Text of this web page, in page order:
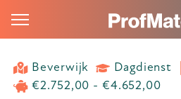
Beverwijk Dagdienst
€2.752,00 - €4.652,00